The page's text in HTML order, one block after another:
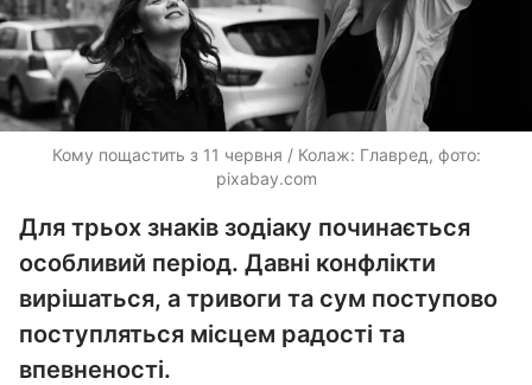
Кому пощастить з 11 червня / Колаж: Главред, фото:
pixabay.com
Для трьох знаків зодіаку починається
особливий період. Давні конфлікти
вирішаться, а тривоги та сум поступово
поступляться місцем радості та
впевненості.